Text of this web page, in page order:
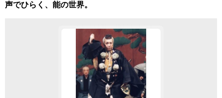
声でひらく、能の世界。